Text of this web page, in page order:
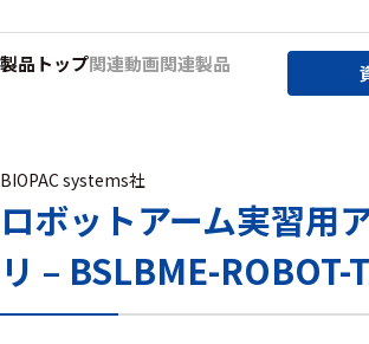
アクセ
ワイヤレス・無
線対応
製品トップ関連動画関連製品
BIOPAC systems社
ロボットアーム実習用
リ – BSLBME-ROBOT-